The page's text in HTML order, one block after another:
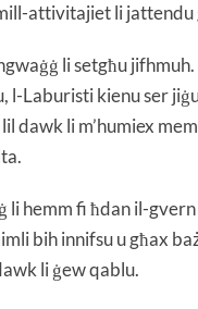
attivitajiet li
li setgħu
l-Laburisti kienu ser
dawk li m’humiex
hemm fi ħdan il-
bih innifsu u għax
li ġew qablu.